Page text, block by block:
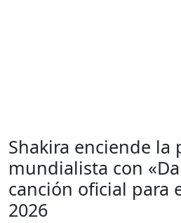
Shakira enciende la
mundialista con
canción oficial para
2026